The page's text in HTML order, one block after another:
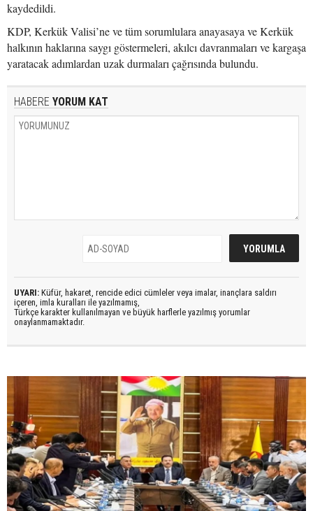
kaydedildi.
KDP, Kerkük Valisi’ne ve tüm sorumlulara anayasaya ve Kerkük
halkının haklarına saygı göstermeleri, akılcı davranmaları ve kargaşa
yaratacak adımlardan uzak durmaları çağrısında bulundu.
HABERE YORUM KAT
UYARI: Küfür, hakaret, rencide edici cümleler veya imalar, inançlara saldırı
içeren, imla kuralları ile yazılmamış,
Türkçe karakter kullanılmayan ve büyük harflerle yazılmış yorumlar
onaylanmamaktadır.